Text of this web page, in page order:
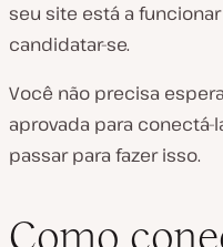
seu site está a
candidatar-se.
Você não precisa
aprovada para conectá-
passar para fazer isso.
Como